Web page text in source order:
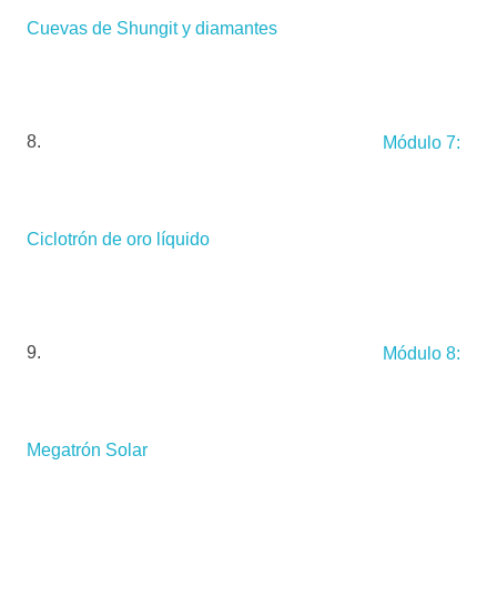
Cuevas de Shungit y diamantes
Módulo 7:
Ciclotrón de oro líquido
Módulo 8:
Megatrón Solar